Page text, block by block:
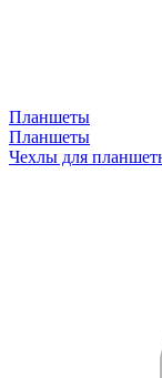
Планшеты
Планшеты
Чехлы для